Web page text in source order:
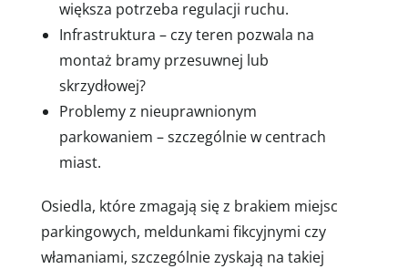
większa potrzeba regulacji ruchu.
Infrastruktura – czy teren pozwala na
montaż bramy przesuwnej lub
skrzydłowej?
Problemy z nieuprawnionym
parkowaniem – szczególnie w centrach
miast.
Osiedla, które zmagają się z brakiem miejsc
parkingowych, meldunkami fikcyjnymi czy
włamaniami, szczególnie zyskają na takiej